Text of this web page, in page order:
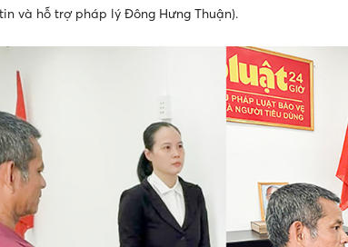
và hỗ trợ pháp lý Đông Hưng Thuận).